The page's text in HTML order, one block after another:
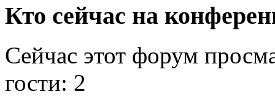
Кто сейчас на
Сейчас этот форум
гости: 2